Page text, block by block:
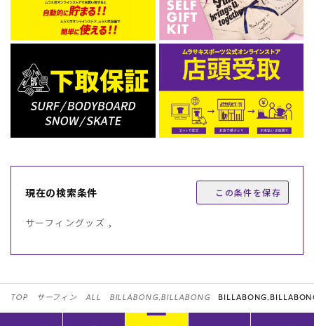
現在の検索条件 この条件を保存
サーフィングッズ ,
TOP サーフィン ALL BILLABONG,BILLABONG